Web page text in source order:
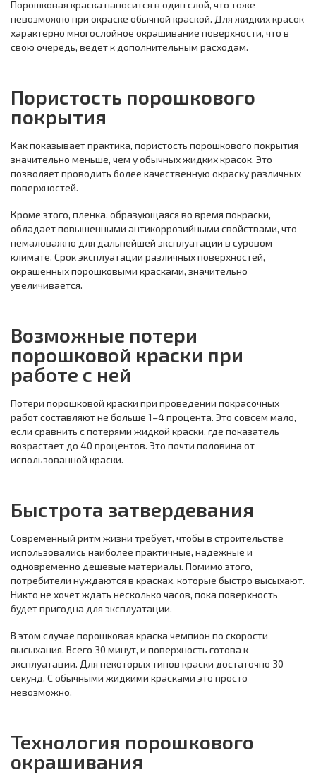
Порошковая краска наносится в один слой, что тоже
невозможно при окраске обычной краской. Для жидких красок
характерно многослойное окрашивание поверхности, что в
свою очередь, ведет к дополнительным расходам.
Пористость порошкового
покрытия
Как показывает практика, пористость порошкового покрытия
значительно меньше, чем у обычных жидких красок. Это
позволяет проводить более качественную окраску различных
поверхностей.
Кроме этого, пленка, образующаяся во время покраски,
обладает повышенными антикоррозийными свойствами, что
немаловажно для дальнейшей эксплуатации в суровом
климате. Срок эксплуатации различных поверхностей,
окрашенных порошковыми красками, значительно
увеличивается.
Возможные потери
порошковой краски при
работе с ней
Потери порошковой краски при проведении покрасочных
работ составляют не больше 1–4 процента. Это совсем мало,
если сравнить с потерями жидкой краски, где показатель
возрастает до 40 процентов. Это почти половина от
использованной краски.
Быстрота затвердевания
Современный ритм жизни требует, чтобы в строительстве
использовались наиболее практичные, надежные и
одновременно дешевые материалы. Помимо этого,
потребители нуждаются в красках, которые быстро высыхают.
Никто не хочет ждать несколько часов, пока поверхность
будет пригодна для эксплуатации.
В этом случае порошковая краска чемпион по скорости
высыхания. Всего 30 минут, и поверхность готова к
эксплуатации. Для некоторых типов краски достаточно 30
секунд. С обычными жидкими красками это просто
невозможно.
Технология порошкового
окрашивания